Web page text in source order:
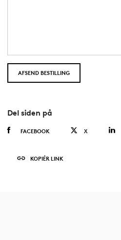
Del siden på
FACEBOOK X
KOPIÉR LINK